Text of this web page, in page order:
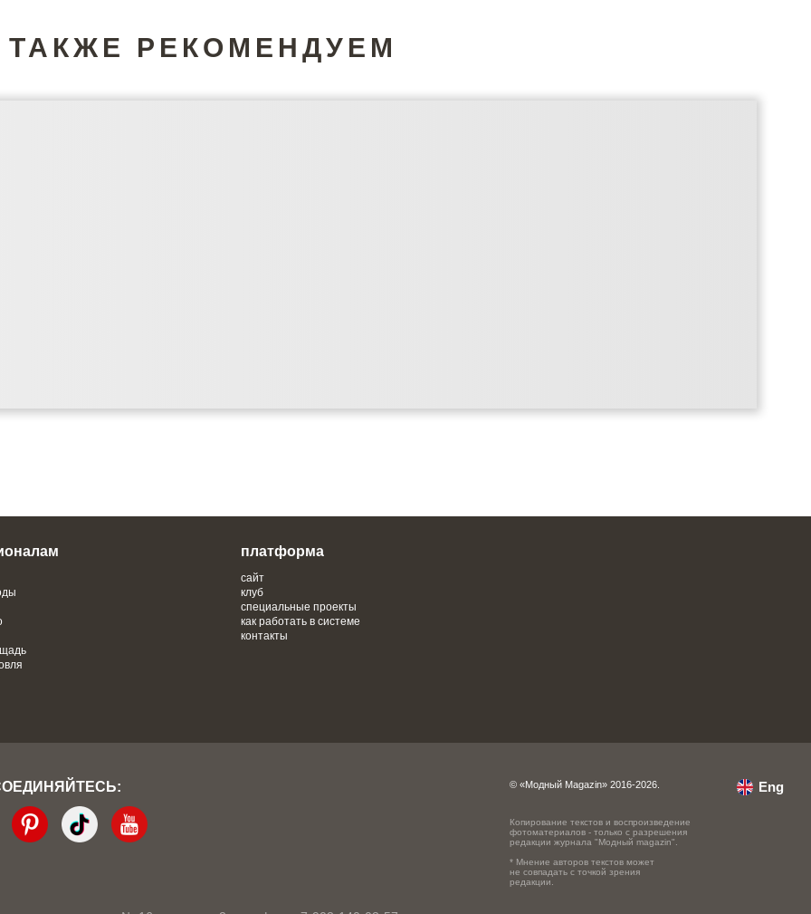
ТАКЖЕ РЕКОМЕНДУЕМ
платформа
сайт
клуб
специальные проекты
как работать в системе
контакты
© «Модный Magazin» 2016-2026.
Копирование текстов и воспроизведение
фотоматериалов - только с разрешения
редакции журнала "Модный magazin".
* Мнение авторов текстов может
не совпадать с точкой зрения
редакции.
Eng